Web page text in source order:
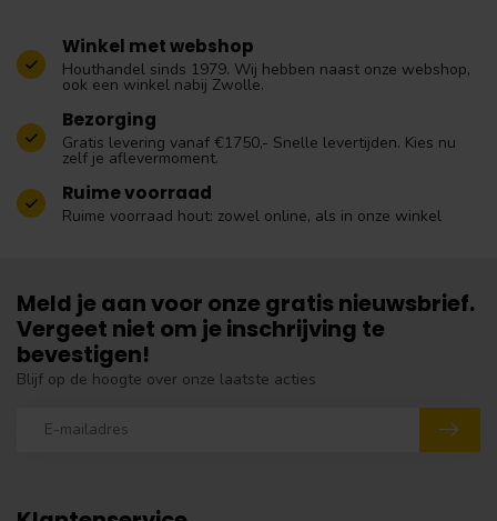
Winkel met webshop
Houthandel sinds 1979. Wij hebben naast onze webshop,
ook een winkel nabij Zwolle.
Bezorging
Gratis levering vanaf €1750,- Snelle levertijden. Kies nu
zelf je aflevermoment.
Ruime voorraad
Ruime voorraad hout: zowel online, als in onze winkel
Meld je aan voor onze gratis nieuwsbrief.
Vergeet niet om je inschrijving te
bevestigen!
Blijf op de hoogte over onze laatste acties